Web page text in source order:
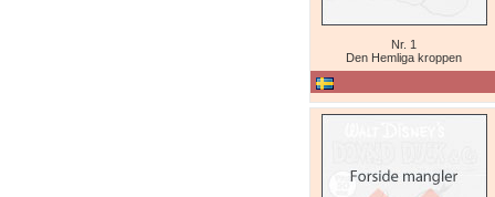
Nr. 1
Den Hemliga kroppen